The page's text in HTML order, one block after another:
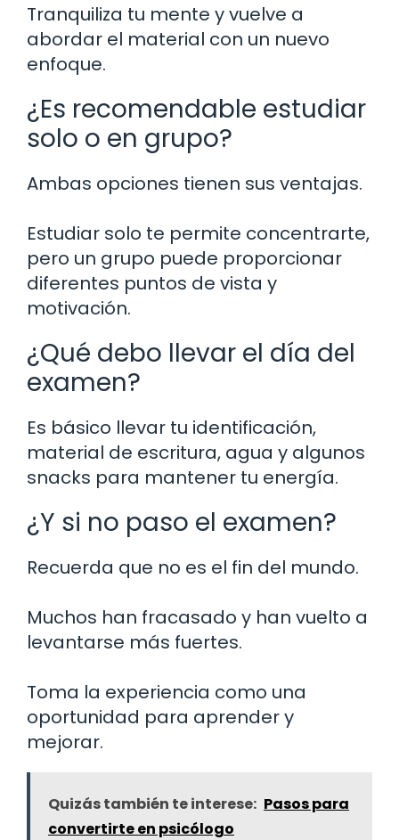
Tranquiliza tu mente y vuelve a
abordar el material con un nuevo
enfoque.
¿Es recomendable estudiar
solo o en grupo?
Ambas opciones tienen sus ventajas.
Estudiar solo te permite concentrarte,
pero un grupo puede proporcionar
diferentes puntos de vista y
motivación.
¿Qué debo llevar el día del
examen?
Es básico llevar tu identificación,
material de escritura, agua y algunos
snacks para mantener tu energía.
¿Y si no paso el examen?
Recuerda que no es el fin del mundo.
Muchos han fracasado y han vuelto a
levantarse más fuertes.
Toma la experiencia como una
oportunidad para aprender y
mejorar.
Quizás también te interese: Pasos para
convertirte en psicólogo